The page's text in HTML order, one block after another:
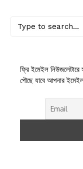
ফ্রি ইমেইল
পৌছে যাবে আপনার